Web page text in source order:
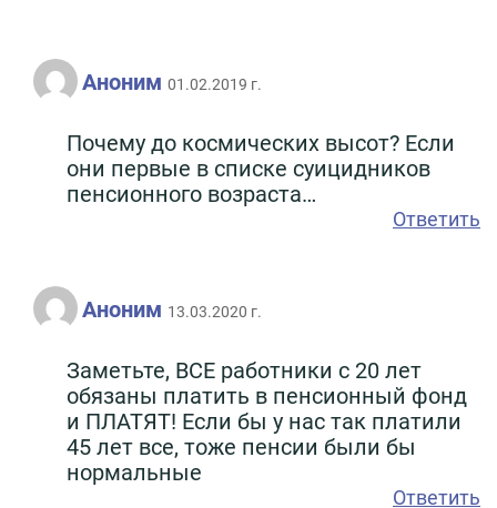
Аноним 01.02.2019 г.
Почему до космических высот? Если
они первые в списке суицидников
пенсионного возраста…
Ответить
Аноним 13.03.2020 г.
Заметьте, ВСЕ работники с 20 лет
обязаны платить в пенсионный фонд
и ПЛАТЯТ! Если бы у нас так платили
45 лет все, тоже пенсии были бы
нормальные
Ответить